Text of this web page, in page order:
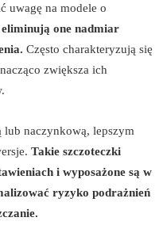
uwagę na modele o
eliminują one nadmiar
Często charakteryzują się
zwiększa ich
naczynkową, lepszym
Takie szczoteczki
i wyposażone są w
ryzyko podrażnień